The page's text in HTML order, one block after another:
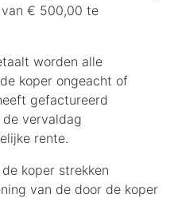
€ 500,00 te
worden alle
koper ongeacht of
gefactureerd
vervaldag
rente.
koper strekken
van de door de koper